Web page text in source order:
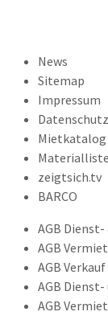
News
Sitemap
Impressum
Mietkatalog
Materialliste
zeigtsich.tv
BARCO
AGB
AGB
AGB
AGB
AGB